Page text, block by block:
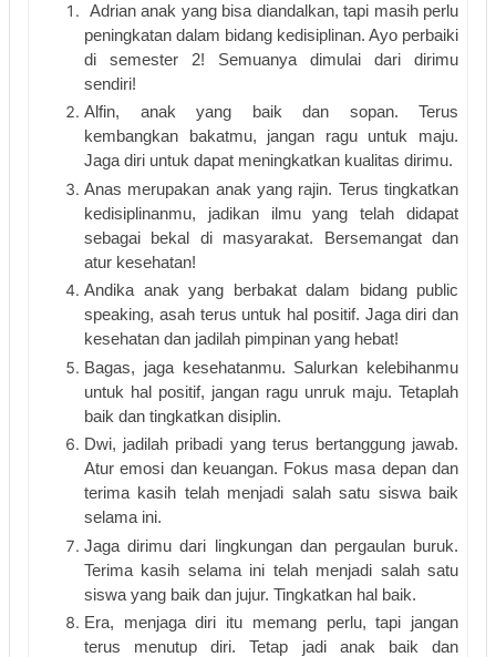
Adrian anak yang bisa diandalkan, tapi masih perlu
peningkatan dalam bidang kedisiplinan. Ayo perbaiki
di semester 2! Semuanya dimulai dari dirimu
sendiri!
Alfin, anak yang baik dan sopan. Terus
kembangkan bakatmu, jangan ragu untuk maju.
Jaga diri untuk dapat meningkatkan kualitas dirimu.
Anas merupakan anak yang rajin. Terus tingkatkan
kedisiplinanmu, jadikan ilmu yang telah didapat
sebagai bekal di masyarakat. Bersemangat dan
atur kesehatan!
Andika anak yang berbakat dalam bidang public
speaking, asah terus untuk hal positif. Jaga diri dan
kesehatan dan jadilah pimpinan yang hebat!
Bagas, jaga kesehatanmu. Salurkan kelebihanmu
untuk hal positif, jangan ragu unruk maju. Tetaplah
baik dan tingkatkan disiplin.
Dwi, jadilah pribadi yang terus bertanggung jawab.
Atur emosi dan keuangan. Fokus masa depan dan
terima kasih telah menjadi salah satu siswa baik
selama ini.
Jaga dirimu dari lingkungan dan pergaulan buruk.
Terima kasih selama ini telah menjadi salah satu
siswa yang baik dan jujur. Tingkatkan hal baik.
Era, menjaga diri itu memang perlu, tapi jangan
terus menutup diri. Tetap jadi anak baik dan